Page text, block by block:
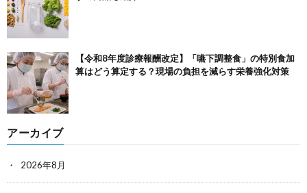
【令和8年度診療報酬改定】「嚥下調整食」の特別食加
算はどう算定する？現場の負担を減らす栄養強化対策
アーカイブ
2026年8月